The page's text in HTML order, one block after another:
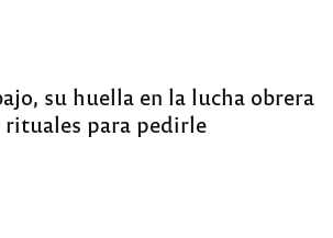
su huella en la lucha obrera
rituales para pedirle